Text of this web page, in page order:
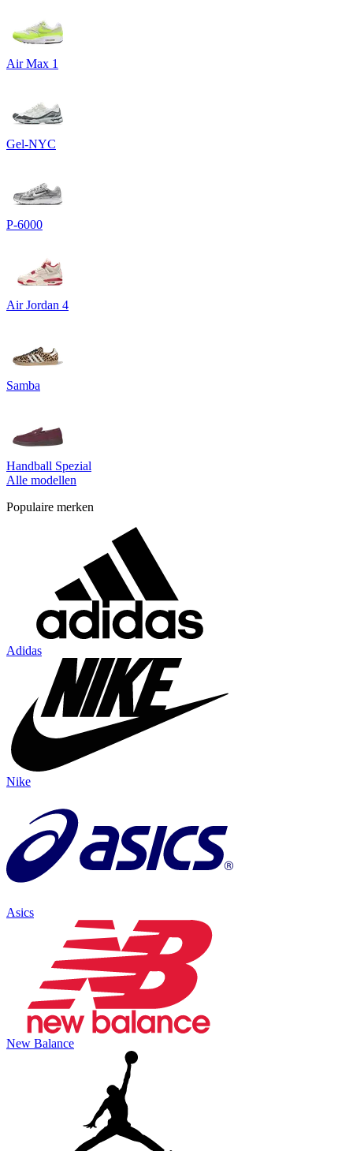
Air Max 1
Gel-NYC
P-6000
Air Jordan 4
Samba
Handball Spezial
Alle modellen
Populaire merken
Adidas
Nike
Asics
New Balance